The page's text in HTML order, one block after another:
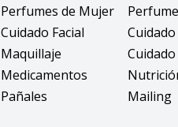
Perfumes de Mujer
Cuidado Facial
Maquillaje
Medicamentos
Pañales
Mailing